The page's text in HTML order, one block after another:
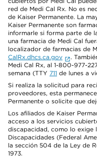
red de Medi Cal Rx. No es
de Kaiser Permanente. La
Kaiser Permanente son
informarle si forma parte de
una farmacia de Medi Cal
localizador de farmacias de
CalRx.dhcs.ca.gov
.
Medi Cal Rx, al 1-800-977-
semana (TTY 711 de lunes a
Si realiza la solicitud para
proveedores, esta
Permanente o solicite que
Los afiliados de Kaiser
acceso a los servicios
discapacidad, como lo exige
Discapacidades (Federal
la sección 504 de la Ley de
1973.